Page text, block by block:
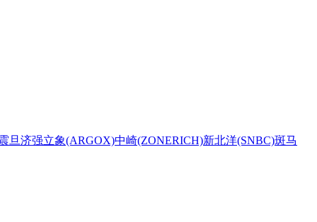
旦济强立象(ARGOX)中崎(ZONERICH)新北洋(SNBC)斑马